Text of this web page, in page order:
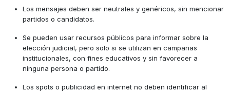
Los mensajes deben ser neutrales y genéricos, sin mencionar
partidos o candidatos.
Se pueden usar recursos públicos para informar sobre la
elección judicial, pero solo si se utilizan en campañas
institucionales, con fines educativos y sin favorecer a
ninguna persona o partido.
Los spots o publicidad en internet no deben identificar al